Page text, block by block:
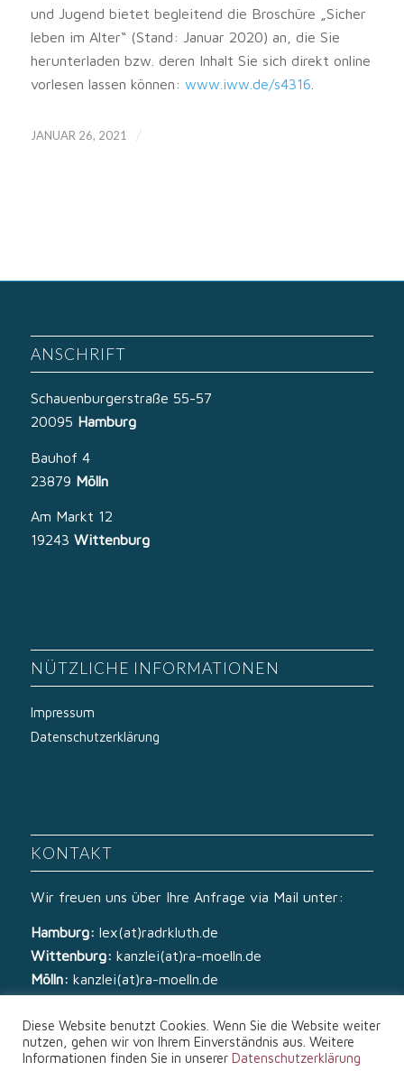
und Jugend bietet begleitend die Broschüre „Sicher
leben im Alter“ (Stand: Januar 2020) an, die Sie
herunterladen bzw. deren Inhalt Sie sich direkt online
vorlesen lassen können: www.iww.de/s4316
JANUAR 26, 2021 /
ANSCHRIFT
Schauenburgerstraße 55-57
20095 Hamburg
Bauhof 4
23879 Mölln
Am Markt 12
19243 Wittenburg
NÜTZLICHE INFORMATIONEN
Impressum
Datenschutzerklärung
KONTAKT
Wir freuen uns über Ihre Anfrage via Mail unter:
Hamburg: lex(at)radrkluth.de
Wittenburg: kanzlei(at)ra-moelln.de
Mölln: kanzlei(at)ra-moelln.de
Diese Website benutzt Cookies. Wenn Sie die Website weiter
nutzen, gehen wir von Ihrem Einverständnis aus. Weitere
Informationen finden Sie in unserer Datenschutzerklärung